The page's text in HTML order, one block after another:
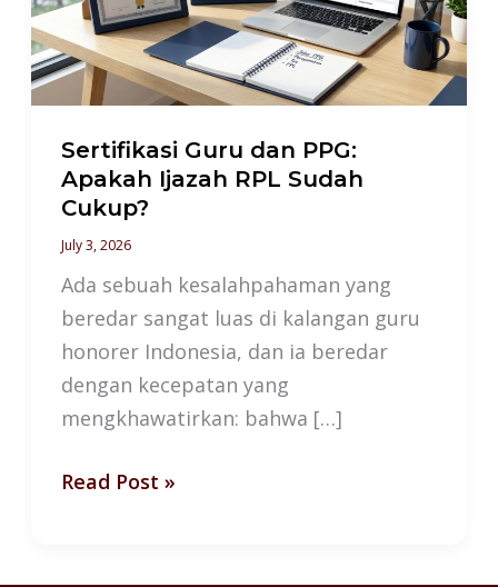
Sertifikasi Guru dan PPG:
Apakah Ijazah RPL Sudah
Cukup?
July 3, 2026
Ada sebuah kesalahpahaman yang
beredar sangat luas di kalangan guru
honorer Indonesia, dan ia beredar
dengan kecepatan yang
mengkhawatirkan: bahwa […]
Apakah
Ijazah
RPL
Sudah
Cukup?
Read Post »